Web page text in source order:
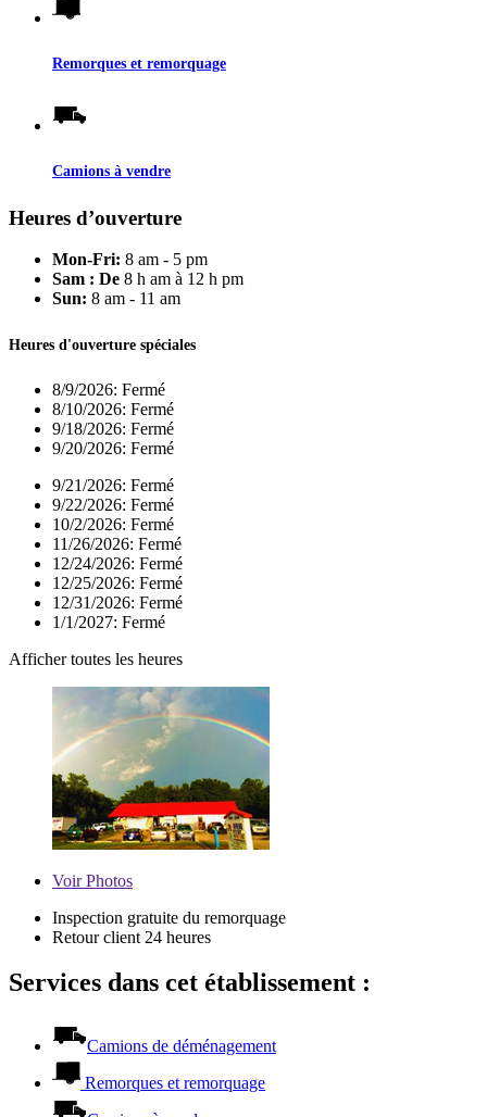
Remorques et remorquage
Camions à vendre
Heures d’ouverture
Mon-Fri: 8 am - 5 pm
Sam : De 8 h am à 12 h pm
Sun: 8 am - 11 am
Heures d'ouverture spéciales
8/9/2026: Fermé
8/10/2026: Fermé
9/18/2026: Fermé
9/20/2026: Fermé
9/21/2026: Fermé
9/22/2026: Fermé
10/2/2026: Fermé
11/26/2026: Fermé
12/24/2026: Fermé
12/25/2026: Fermé
12/31/2026: Fermé
1/1/2027: Fermé
Afficher toutes les heures
VoirPhotos
Inspection gratuite du remorquage
Retour client 24 heures
Services dans cet établissement :
Camions de déménagement
Remorques et remorquage